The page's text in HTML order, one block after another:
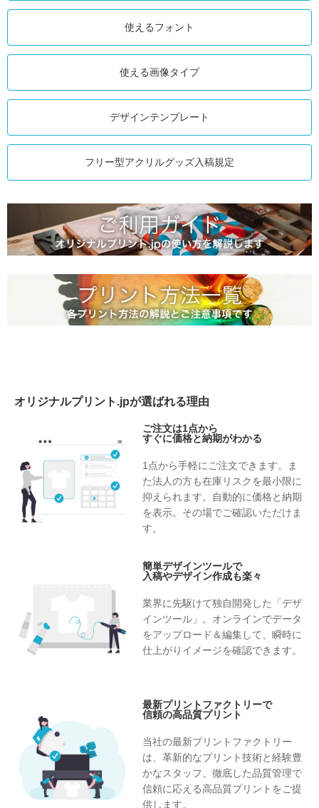
使えるフォント
使える画像タイプ
デザインテンプレート
フリー型アクリルグッズ入稿規定
オリジナルプリント.jpが選ばれる理由
ご注文は1点から
すぐに価格と納期がわかる
1点から手軽にご注文できます。ま
た法人の方も在庫リスクを最小限に
抑えられます。自動的に価格と納期
を表示。その場でご確認いただけま
す。
簡単デザインツールで
入稿やデザイン作成も楽々
業界に先駆けて独自開発した「デザ
インツール」。オンラインでデータ
をアップロード＆編集して、瞬時に
仕上がりイメージを確認できます。
最新プリントファクトリーで
信頼の高品質プリント
当社の最新プリントファクトリー
は、革新的なプリント技術と経験豊
かなスタッフ、徹底した品質管理で
信頼に応える高品質プリントをご提
供します。